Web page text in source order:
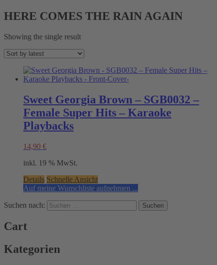
HERE COMES THE RAIN AGAIN
Showing the single result
Sweet Georgia Brown – SGB0032 –
Female Super Hits – Karaoke
Playbacks
14,90 €
inkl. 19 % MwSt.
Details Schnelle Ansicht
Auf meine Wunschliste aufnehmen ...
Suchen nach:
Cart
Kategorien